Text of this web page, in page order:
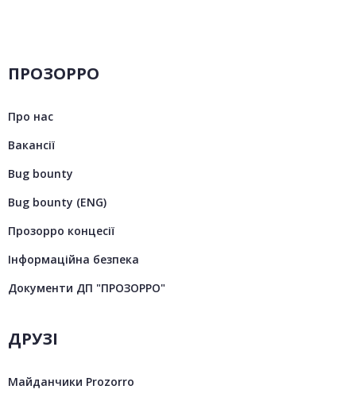
ПРОЗОРРО
Про нас
Вакансії
Bug bounty
Bug bounty (ENG)
Прозорро концесії
Інформаційна безпека
Документи ДП "ПРОЗОРРО"
ДРУЗІ
Майданчики Prozorro